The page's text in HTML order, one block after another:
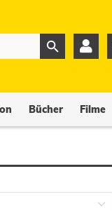

Bücher Filme